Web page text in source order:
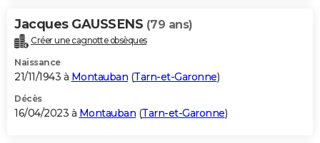
Jacques GAUSSENS (79 ans)
Créer une cagnotte obsèques
Naissance
21/11/1943 à Montauban (Tarn-et-Garonne)
Décès
16/04/2023 à Montauban (Tarn-et-Garonne)